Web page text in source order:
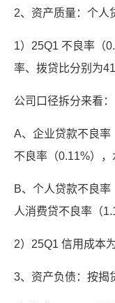
2、资产质量：个人
1）25Q1 不良率（
率、拨贷比分别为
公司口径拆分来看：
A、企业贷款不良率
不良率（0.11%）
B、个人贷款不良
人消费贷不良率（
2）25Q1 信用成本
3、资产负债：按揭